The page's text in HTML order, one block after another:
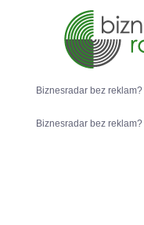
Biznesradar bez reklam?
Biznesradar bez reklam?